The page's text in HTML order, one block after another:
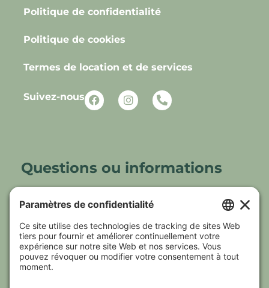
Politique de confidentialité
Politique de cookies
Termes de location et de services
Suivez-nous
Questions ou informations
N’hésitez pas à communiquer avec un des
membres de notre équipe qui se fera un
plaisir de répondre à vos questions.
(819) 701-6598